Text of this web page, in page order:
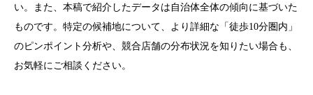
い。また、本稿で紹介したデータは自治体全体の傾向に基づいた
ものです。特定の候補地について、より詳細な「徒歩10分圏内」
のピンポイント分析や、競合店舗の分布状況を知りたい場合も、
お気軽にご相談ください。